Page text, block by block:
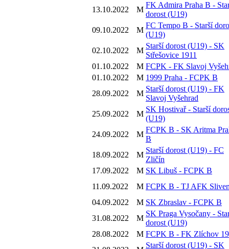
13.10.2022
M
FK Admira Praha B -
dorost (U19)
09.10.2022
M
FC Tempo B - Starší
(U19)
02.10.2022
M
Starší dorost (U19) - SK
Střešovice 1911
01.10.2022
M FCPK - FK Slavoj
01.10.2022
M 1999 Praha - FCPK B
28.09.2022
M
Starší dorost (U19) - FK
Slavoj Vyšehrad
25.09.2022
M
SK Hostivař - Starší
(U19)
24.09.2022
M
FCPK B - SK Aritma
B
18.09.2022
M
Starší dorost (U19) - FC
Zličín
17.09.2022
M SK Libuš - FCPK B
11.09.2022
M FCPK B - TJ AFK
04.09.2022
M SK Zbraslav - FCPK B
31.08.2022
M
SK Praga Vysočany -
dorost (U19)
28.08.2022
M FCPK B - FK Zlíchov
Starší dorost (U19) - SK